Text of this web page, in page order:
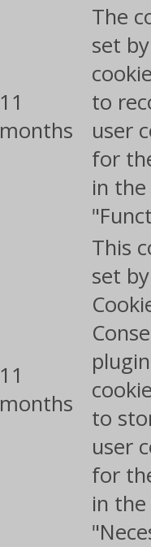
11
months
The
set
to
user
for
in
11
months
This
set
to
user
for
in